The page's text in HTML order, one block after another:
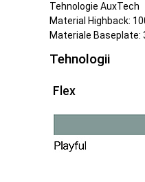
Tehnologie AuxTech
Material Highback:
Materiale Baseplate:
Tehnologii
Flex